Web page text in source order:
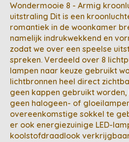
Wondermooie 8 - Armig
uitstraling Dit is een
romantiek in de woonkamer
namelijk indrukwekkend en
zodat we over een speelse
spreken. Verdeeld over 8
lampen naar keuze gebruikt
lichtbronnen heel direct
geen kappen gebruikt
geen halogeen- of
overeenkomstige sokkel te
er ook energiezuinige LED-
koolstofdraadlook